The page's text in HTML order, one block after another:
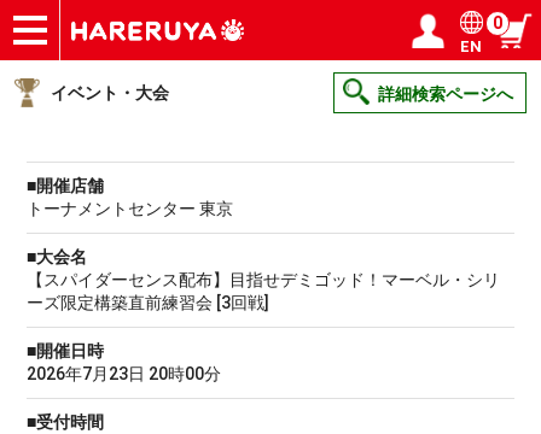
ショップ
買取
記事
デッキ検索
デッキ構築
選手一覧
店舗一覧
イベント
ヘルプ
お問い合わせ ログイン／会員登録
EN
0
イベント・大会 詳細検索ページへ
■開催店舗
トーナメントセンター 東京
■大会名
【スパイダーセンス配布】目指せデミゴッド！マーベル・シリ
ーズ限定構築直前練習会 [3回戦]
■開催日時
2026年7月23日 20時00分
■受付時間